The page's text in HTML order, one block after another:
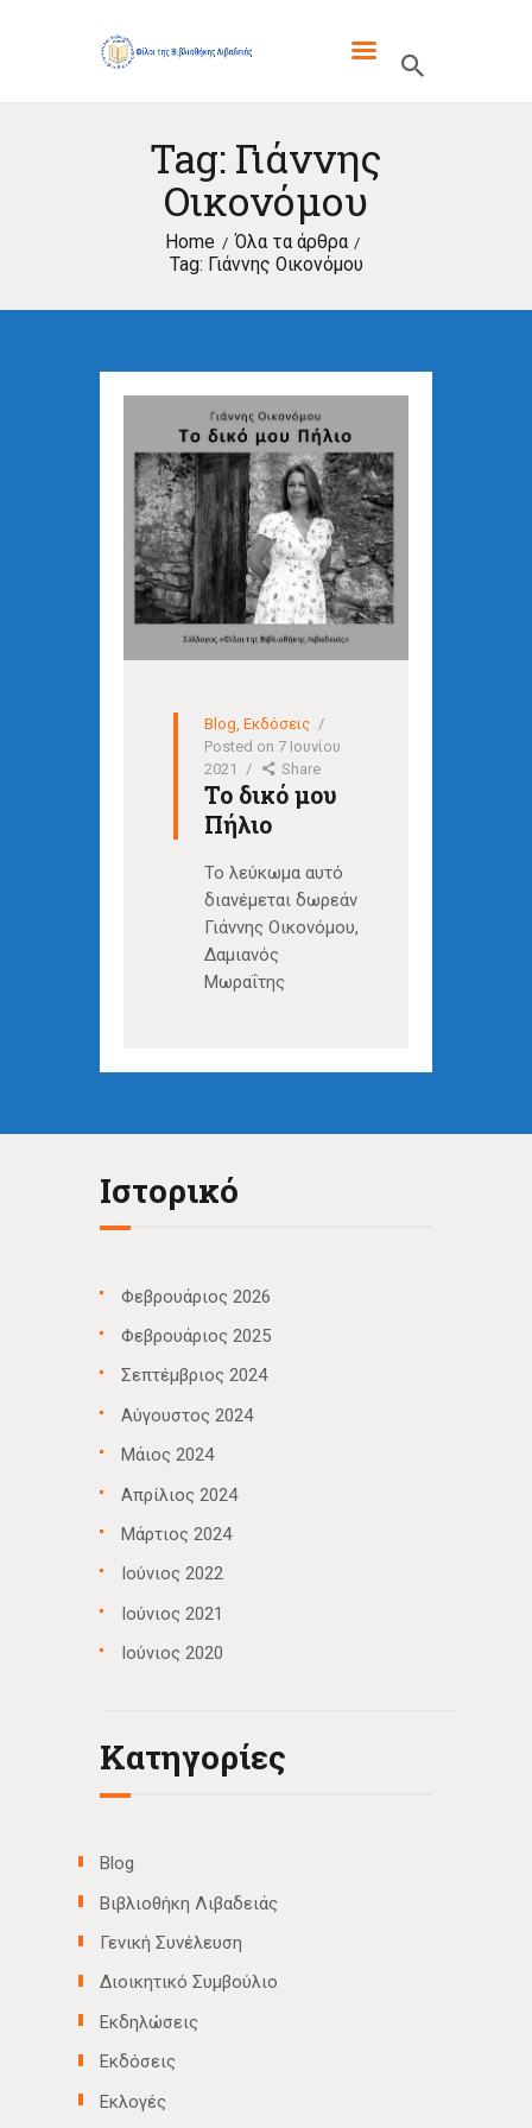
Tag: Γιάννης
Οικονόμου
Home
Όλα τα άρθρα
Tag: Γιάννης Οικονόμου
ΦΙΛΟΙ ΤΗΣ ΒΙΒΛΙΟΘΗΚΗΣ
ΓΙΑ ΜΑΣ
ΤΑ ΝΈΑ ΜΑΣ
ΕΚΔΌΣΕΙΣ
ΕΝΔΙΑΦΈΡΟΥΝ
Blog,Εκδόσεις
Posted on 7 Ιουνίου
2021
Share
Το δικό μου
Πήλιο
Το λεύκωμα αυτό
διανέμεται δωρεάν
Γιάννης Οικονόμου,
Δαμιανός
Μωραΐτης
Ιστορικό
Φεβρουάριος 2026
Φεβρουάριος 2025
Σεπτέμβριος 2024
Αύγουστος 2024
Μάιος 2024
Απρίλιος 2024
Μάρτιος 2024
Ιούνιος 2022
Ιούνιος 2021
Ιούνιος 2020
Kατηγορίες
Blog
Βιβλιοθήκη Λιβαδειάς
Γενική Συνέλευση
Διοικητικό Συμβούλιο
Εκδηλώσεις
Εκδόσεις
Εκλογές